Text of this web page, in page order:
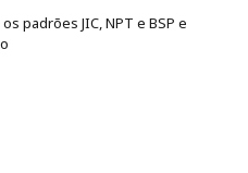
padrões JIC, NPT e BSP e